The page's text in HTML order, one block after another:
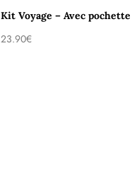
Kit Voyage – Avec
23.90€